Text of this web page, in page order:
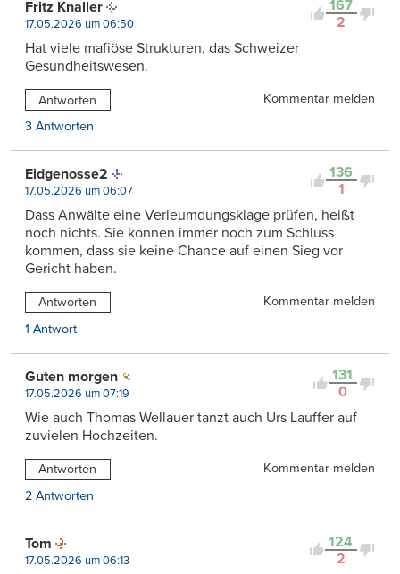
167
2
Fritz Knaller
17.05.2026 um 06:50
Hat viele mafiöse Strukturen, das Schweizer
Gesundheitswesen.
Antworten
Kommentar melden
3 Antworten
136
1
Eidgenosse2
17.05.2026 um 06:07
Dass Anwälte eine Verleumdungsklage prüfen, heißt
noch nichts. Sie können immer noch zum Schluss
kommen, dass sie keine Chance auf einen Sieg vor
Gericht haben.
Antworten
Kommentar melden
1 Antwort
131
0
Guten morgen
17.05.2026 um 07:19
Wie auch Thomas Wellauer tanzt auch Urs Lauffer auf
zuvielen Hochzeiten.
Antworten
Kommentar melden
2 Antworten
124
2
Tom
17.05.2026 um 06:13